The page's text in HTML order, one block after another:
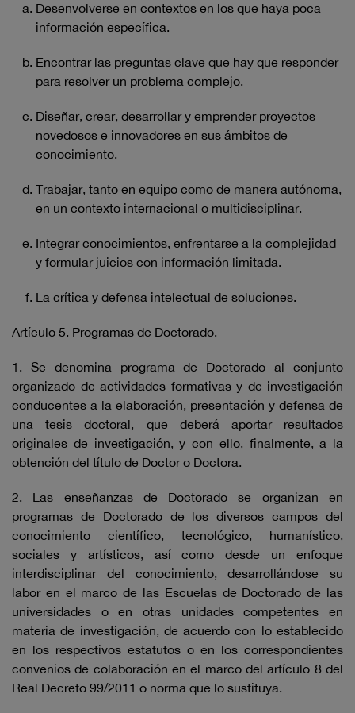
Desenvolverse en contextos en los que haya poca
información específica.
Encontrar las preguntas clave que hay que responder
para resolver un problema complejo.
Diseñar, crear, desarrollar y emprender proyectos
novedosos e innovadores en sus ámbitos de
conocimiento.
Trabajar, tanto en equipo como de manera autónoma,
en un contexto internacional o multidisciplinar.
Integrar conocimientos, enfrentarse a la complejidad
y formular juicios con información limitada.
La crítica y defensa intelectual de soluciones.
Artículo 5. Programas de Doctorado.
1. Se denomina programa de Doctorado al conjunto
organizado de actividades formativas y de investigación
conducentes a la elaboración, presentación y defensa de
una tesis doctoral, que deberá aportar resultados
originales de investigación, y con ello, finalmente, a la
obtención del título de Doctor o Doctora.
2. Las enseñanzas de Doctorado se organizan en
programas de Doctorado de los diversos campos del
conocimiento científico, tecnológico, humanístico,
sociales y artísticos, así como desde un enfoque
interdisciplinar del conocimiento, desarrollándose su
labor en el marco de las Escuelas de Doctorado de las
universidades o en otras unidades competentes en
materia de investigación, de acuerdo con lo establecido
en los respectivos estatutos o en los correspondientes
convenios de colaboración en el marco del artículo 8 del
Real Decreto 99/2011 o norma que lo sustituya.